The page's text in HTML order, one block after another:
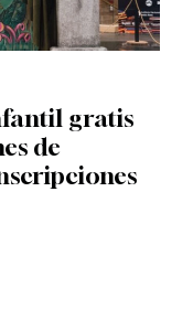
gratis
de